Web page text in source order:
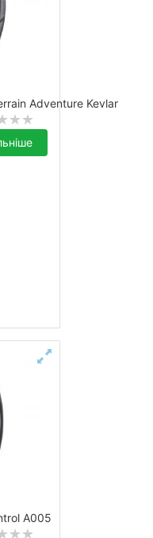
Adventure Kevlar
A005